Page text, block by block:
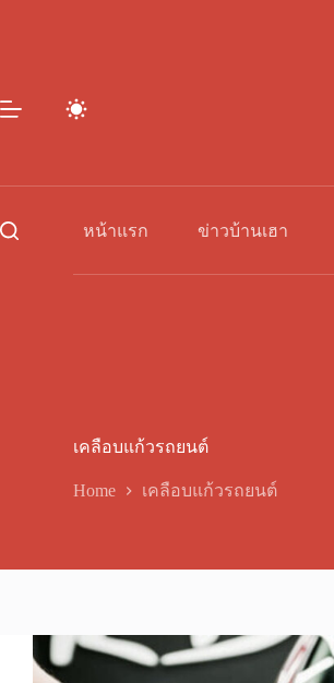
หน้าแรก ข่าวบ้านเฮา
เคลือบแก้วรถยนต์
Home เคลือบแก้วรถยนต์